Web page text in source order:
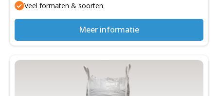
Veel formaten & soorten
Meer informatie
Dit